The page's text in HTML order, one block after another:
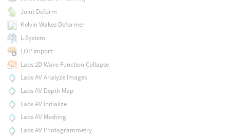
Joint Deform
Kelvin Wakes Deformer
L-System
LOP Import
Labs 2D Wave Function Collapse
Labs AV Analyze Images
Labs AV Depth Map
Labs AV Initialize
Labs AV Meshing
Labs AV Photogrammetry